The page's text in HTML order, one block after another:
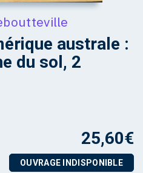
australe :
du sol, 2
25,60€
OUVRAGE INDISPONIBLE